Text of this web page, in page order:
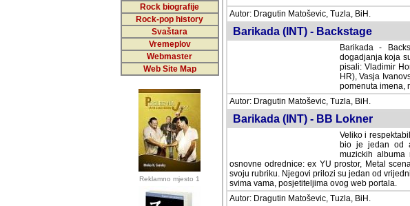
Rock biografije
Rock-pop history
Svaštara
Vremeplov
Webmaster
Web Site Map
Reklamno mjesto 1
Autor: Dragutin Matoševic, Tuzla, BiH.
Barikada (INT) - Backstage
Barikada -
dogadjanja koja
pisali: Vladimir
HR), Vasja
pomenuta imena,
Autor: Dragutin Matoševic, Tuzla, BiH.
Barikada (INT) - BB Lokner
Veliko i
bio je jedan od
albuma raznih
odrednice: ex YU prostor, Metal scena i Ostala
Njegovi prilozi su jedan od vrijednijih
posjetiteljima ovog web portala.
Autor: Dragutin Matoševic, Tuzla, BiH.